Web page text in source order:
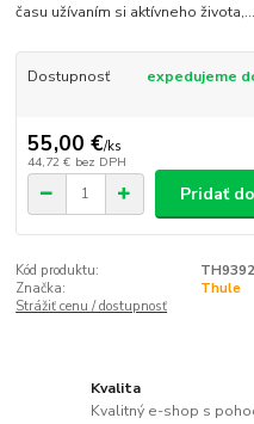
času užívaním si aktívneho života,...
Dostupnosť expedujeme
55,00 €/ks
44,72 € bez DPH
Pridať
Kód produktu:
Značka:
Thule
Strážiť cenu / dostupnosť
Kvalita
Kvalitný e-shop s